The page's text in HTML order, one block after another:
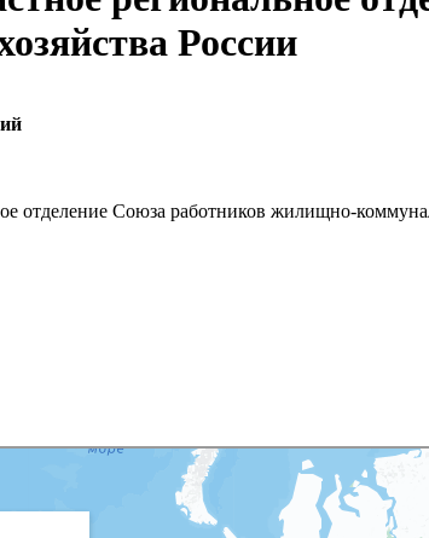
России
отделение Союза работников жилищно-